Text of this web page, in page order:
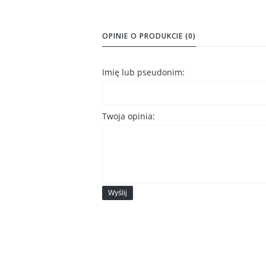
OPINIE O PRODUKCIE (0)
Imię lub pseudonim:
Twoja opinia:
Wyślij